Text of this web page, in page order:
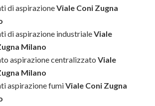
di aspirazioneViale Coni Zugna
di aspirazione industrialeViale
Milano
aspirazione centralizzato Viale
Milano
aspirazione fumiViale Coni Zugna